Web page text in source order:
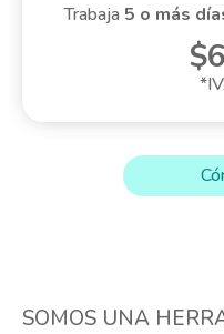
Trabaja 5 o más
SOMOS UNA